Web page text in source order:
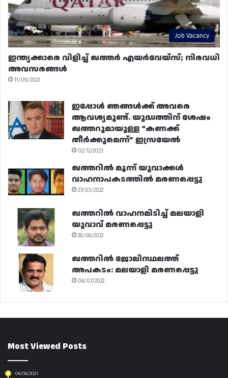
Job Vacancy
ഇന്ത്യക്കാരെ വിളിച്ച് ഖത്തർ എയർവേയ്‌സ്; നിരവധി
അവസരങ്ങൾ
11/09/2022
ഇപ്പോൾ ഞങ്ങൾക്ക് അവരെ
ആവശ്യമുണ്ട്. യുദ്ധത്തിന് ശേഷം
ഖത്തറുമായുള്ള “കണക്ക്
തീർക്കുമെന്ന്” ഇസ്രയേൽ
02/12/2023
ഖത്തറിൽ മൂന്ന് യുവാക്കൾ
വാഹനാപകടത്തിൽ മരണപ്പെട്ടു
27/03/2022
ഖത്തറിൽ വാഹനമിടിച്ച് മലയാളി
യുവാവ് മരണപ്പെട്ടു
26/06/2022
ഖത്തറിൽ ജോലിസ്ഥലത്ത്
അപകടം: മലയാളി മരണപ്പെട്ടു
04/07/2022
Most Viewed Posts
04/06/2021